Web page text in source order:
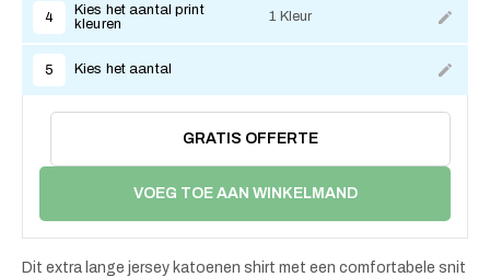
4
Kies het aantal print
kleuren
1 Kleur
5 Kies het aantal
GRATIS OFFERTE
VOEG TOE AAN WINKELMAND
Dit extra lange jersey katoenen shirt met een comfortabele snit